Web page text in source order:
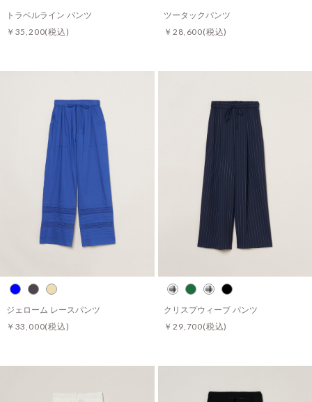
トラベルライン パンツ
￥35,200(税込)
ツータックパンツ
￥28,600(税込)
ジェローム レースパンツ
￥33,000(税込)
クリスプウィーブ パンツ
￥29,700(税込)